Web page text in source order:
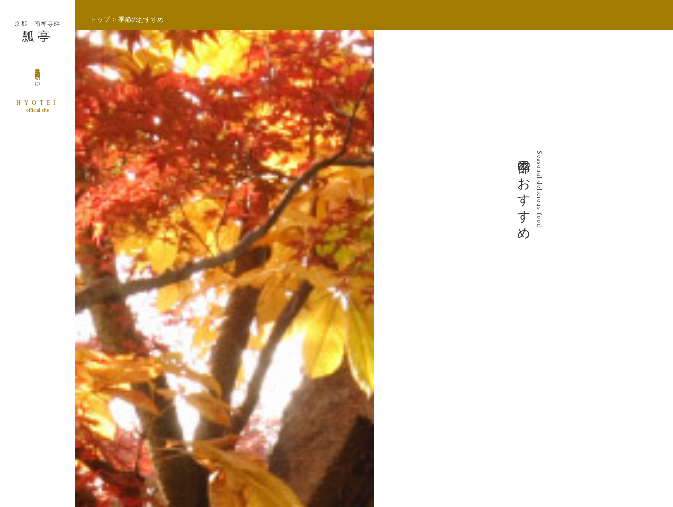
content
京都 南禅寺畔
瓢亭
瓢亭玉子・懐石料理・朝がゆ
HYOTEI
official site
トップ 季節のおすすめ
Seasonal delicious food
季節のおすすめ